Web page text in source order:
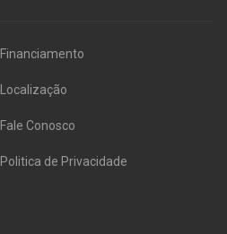
Financiamento
Localização
Fale Conosco
Politica de Privacidade